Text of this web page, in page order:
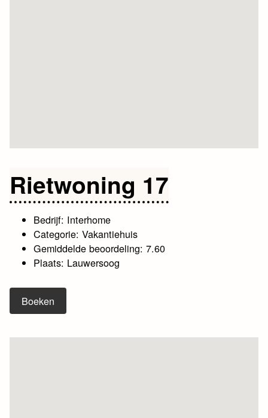
Rietwoning 17
Bedrijf: Interhome
Categorie: Vakantiehuis
Gemiddelde beoordeling: 7.60
Plaats: Lauwersoog
Boeken